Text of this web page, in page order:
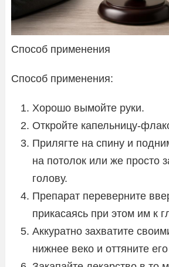
Способ применения
Способ применения:
Хорошо вымойте руки.
Откройте капельницу-
Прилягте на спину и
на потолок или же просто
голову.
Препарат переверните
прикасаясь при этом им к
Аккуратно захватите
нижнее веко и оттяните